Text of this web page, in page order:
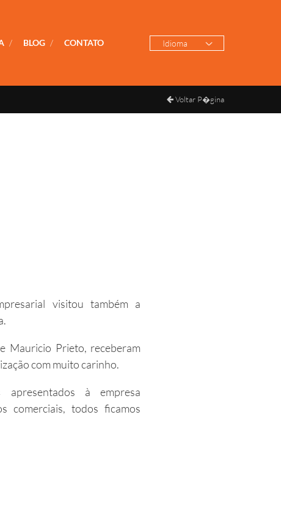
/ BLOG / CONTATO Idioma
Voltar P�gina
visitou também a
Mauricio Prieto, receberam
com muito carinho.
à empresa
comerciais, todos ficamos